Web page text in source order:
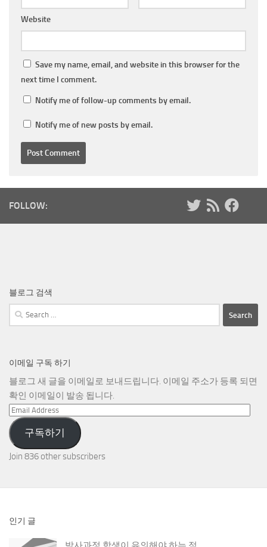
Website
Save my name, email, and website in this browser for the
next time I comment.
Notify me of follow-up comments by email.
Notify me of new posts by email.
FOLLOW:
블로그 검색
Search
for:
이메일 구독 하기
블로그 새 글을 이메일로 보내드립니다. 이메일 주소가 등록 되면
확인 이메일이 발송 됩니다.
Email
Address
구독하기
Join 836 other subscribers
인기 글